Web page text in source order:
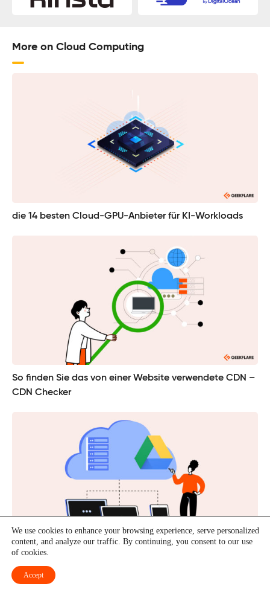
More on Cloud Computing
die 14 besten Cloud-GPU-Anbieter für KI-Workloads
So finden Sie das von einer Website verwendete CDN –
CDN Checker
Was ist Google Drive? Ein Leitfaden für Einsteiger zum
Thema Cloud-Speicher
We use cookies to enhance your browsing experience, serve personalized
content, and analyze our traffic. By continuing, you consent to our use
of cookies.
Accept